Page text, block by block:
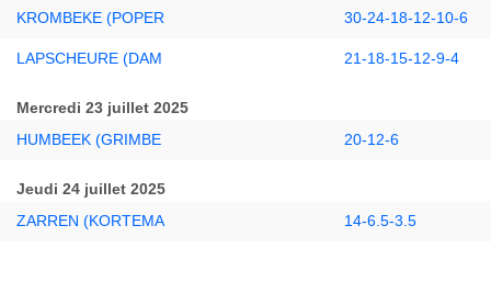
KROMBEKE (POPER 30-24-18-12-10-6
LAPSCHEURE (DAM 21-18-15-12-9-4
Mercredi 23 juillet 2025
HUMBEEK (GRIMBE
20-12-6
Jeudi 24 juillet 2025
ZARREN (KORTEMA
14-6.5-3.5